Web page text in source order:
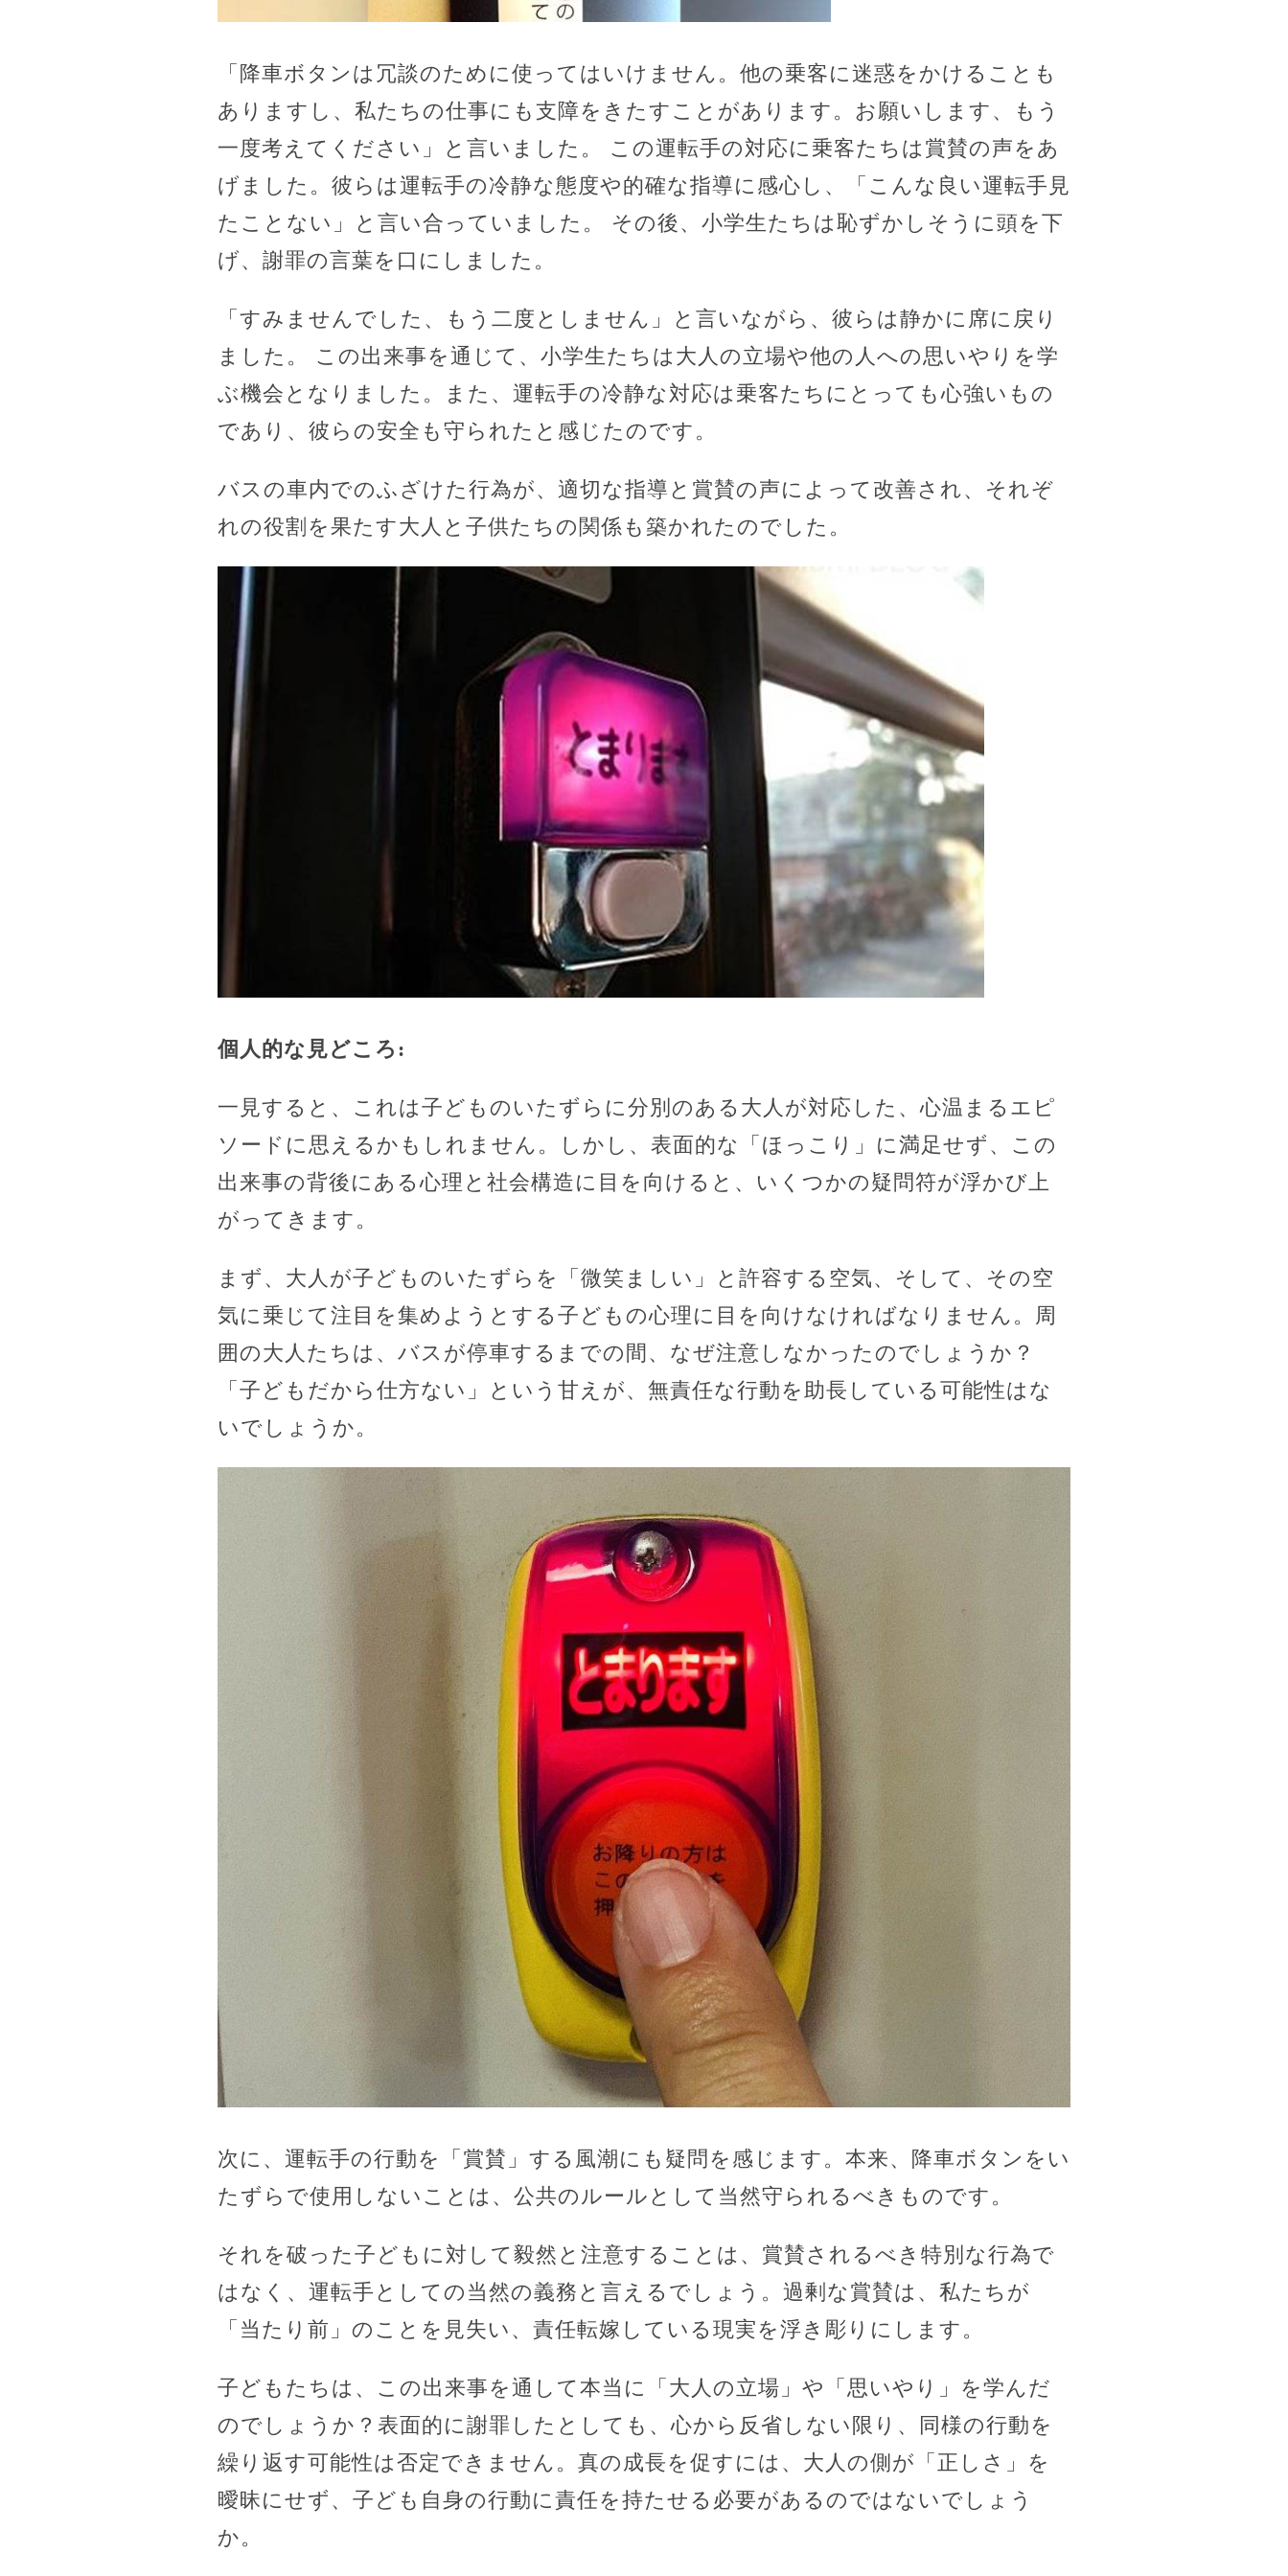
「降車ボタンは冗談のために使ってはいけません。他の乗客に迷惑をかけることも
ありますし、私たちの仕事にも支障をきたすことがあります。お願いします、もう
一度考えてください」と言いました。 この運転手の対応に乗客たちは賞賛の声をあ
げました。彼らは運転手の冷静な態度や的確な指導に感心し、「こんな良い運転手見
たことない」と言い合っていました。 その後、小学生たちは恥ずかしそうに頭を下
げ、謝罪の言葉を口にしました。
「すみませんでした、もう二度としません」と言いながら、彼らは静かに席に戻り
ました。 この出来事を通じて、小学生たちは大人の立場や他の人への思いやりを学
ぶ機会となりました。また、運転手の冷静な対応は乗客たちにとっても心強いもの
であり、彼らの安全も守られたと感じたのです。
バスの車内でのふざけた行為が、適切な指導と賞賛の声によって改善され、それぞ
れの役割を果たす大人と子供たちの関係も築かれたのでした。
個人的な見どころ:
一見すると、これは子どものいたずらに分別のある大人が対応した、心温まるエピ
ソードに思えるかもしれません。しかし、表面的な「ほっこり」に満足せず、この
出来事の背後にある心理と社会構造に目を向けると、いくつかの疑問符が浮かび上
がってきます。
まず、大人が子どものいたずらを「微笑ましい」と許容する空気、そして、その空
気に乗じて注目を集めようとする子どもの心理に目を向けなければなりません。周
囲の大人たちは、バスが停車するまでの間、なぜ注意しなかったのでしょうか？
「子どもだから仕方ない」という甘えが、無責任な行動を助長している可能性はな
いでしょうか。
次に、運転手の行動を「賞賛」する風潮にも疑問を感じます。本来、降車ボタンをい
たずらで使用しないことは、公共のルールとして当然守られるべきものです。
それを破った子どもに対して毅然と注意することは、賞賛されるべき特別な行為で
はなく、運転手としての当然の義務と言えるでしょう。過剰な賞賛は、私たちが
「当たり前」のことを見失い、責任転嫁している現実を浮き彫りにします。
子どもたちは、この出来事を通して本当に「大人の立場」や「思いやり」を学んだ
のでしょうか？表面的に謝罪したとしても、心から反省しない限り、同様の行動を
繰り返す可能性は否定できません。真の成長を促すには、大人の側が「正しさ」を
曖昧にせず、子ども自身の行動に責任を持たせる必要があるのではないでしょう
か。